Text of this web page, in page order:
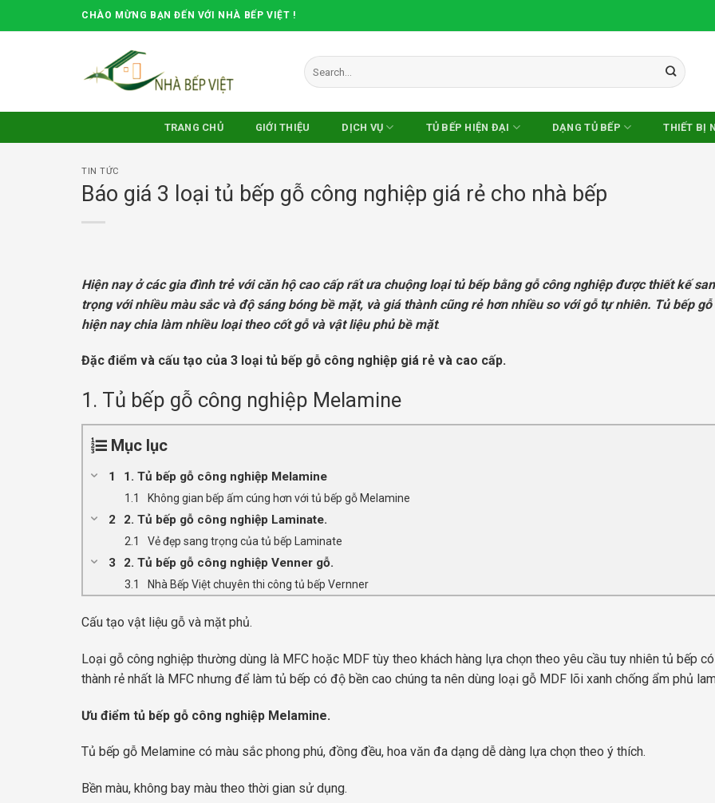
to
CHÀO MỪNG BẠN ĐẾN VỚI NHÀ BẾP VIỆT !
Search
for:
TRANG CHỦ GIỚI THIỆU DỊCH VỤ TỦ BẾP HIỆN ĐẠI DẠNG TỦ BẾP THIẾT BỊ
TIN TỨC
Báo giá 3 loại tủ bếp gỗ công nghiệp giá rẻ cho nhà bếp
Hiện nay ở các gia đình trẻ với căn hộ cao cấp rất ưa chuộng loại tủ bếp bằng gỗ công nghiệp được thiết kế
trọng với nhiều màu sắc và độ sáng bóng bề mặt, và giá thành cũng rẻ hơn nhiều so với gỗ tự nhiên. Tủ bếp gỗ
hiện nay chia làm nhiều loại theo cốt gỗ và vật liệu phủ bề mặt.
Đặc điểm và cấu tạo của 3 loại tủ bếp gỗ công nghiệp giá rẻ và cao cấp.
1. Tủ bếp gỗ công nghiệp Melamine
Mục lục
1. Tủ bếp gỗ công nghiệp Melamine
Không gian bếp ấm cúng hơn với tủ bếp gỗ Melamine
2. Tủ bếp gỗ công nghiệp Laminate.
Vẻ đẹp sang trọng của tủ bếp Laminate
2. Tủ bếp gỗ công nghiệp Venner gỗ.
Nhà Bếp Việt chuyên thi công tủ bếp Vernner
Cấu tạo vật liệu gỗ và mặt phủ.
Loại gỗ công nghiệp thường dùng là MFC hoặc MDF tùy theo khách hàng lựa chọn theo yêu cầu tuy nhiên tủ bếp
thành rẻ nhất là MFC nhưng để làm tủ bếp có độ bền cao chúng ta nên dùng loại gỗ MDF lõi xanh chống ẩm phủ
Ưu điểm tủ bếp gỗ công nghiệp Melamine.
Tủ bếp gỗ Melamine có màu sắc phong phú, đồng đều, hoa văn đa dạng dễ dàng lựa chọn theo ý thích.
Bền màu, không bay màu theo thời gian sử dụng.